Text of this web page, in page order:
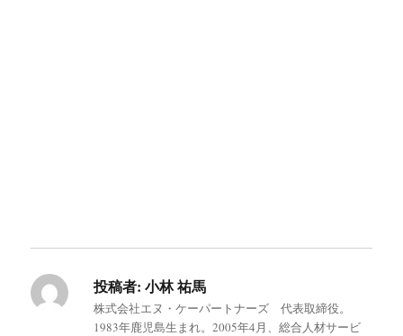
投稿者: 小林 祐馬
株式会社エヌ・ケーパートナーズ 代表取締役。
1983年鹿児島生まれ。2005年4月、総合人材サービ